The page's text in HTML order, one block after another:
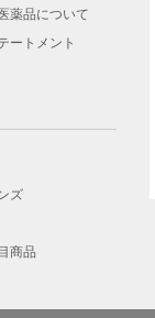
薬品について
ートメント
ズ
商品